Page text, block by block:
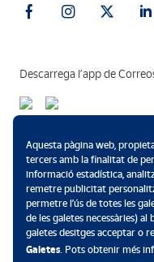
Descarrega l’app de
Formes de pagament
Aquesta pàgina web,
tercers amb la finalitat de
informació estadística,
remetre publicitat
permetre l’ús de totes les
de les galetes necessàries) al
galetes desitges acceptar o
Galetes. Pots obtenir més